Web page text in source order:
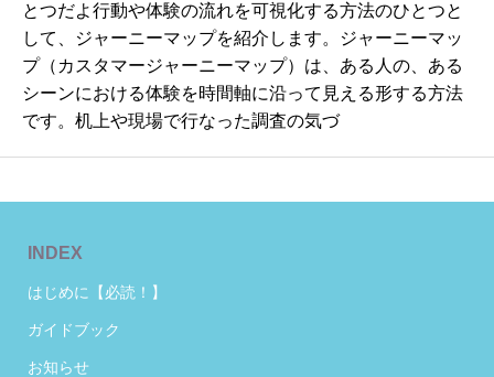
とつだよ行動や体験の流れを可視化する方法のひとつと
して、ジャーニーマップを紹介します。ジャーニーマッ
プ（カスタマージャーニーマップ）は、ある人の、ある
シーンにおける体験を時間軸に沿って見える形する方法
です。机上や現場で行なった調査の気づ
INDEX
はじめに【必読！】
ガイドブック
お知らせ